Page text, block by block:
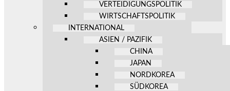
VERTEIDIGUNGSPOLITIK
WIRTSCHAFTSPOLITIK
INTERNATIONAL
ASIEN / PAZIFIK
CHINA
JAPAN
NORDKOREA
SÜDKOREA